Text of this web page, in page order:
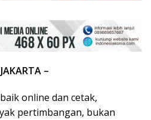
–
online dan cetak,
pertimbangan, bukan